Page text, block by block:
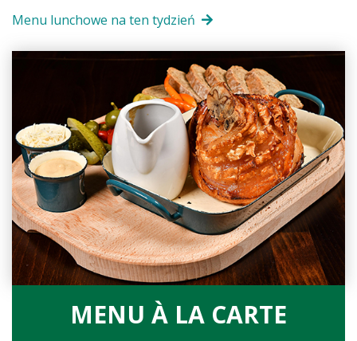
Menu lunchowe na ten tydzień
MENU À LA CARTE